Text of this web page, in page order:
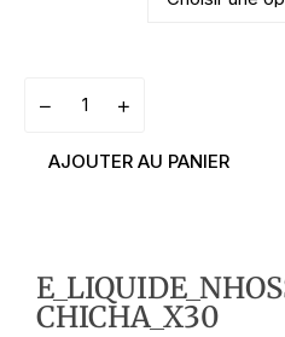
AJOUTER AU PANIER
CHICHA_X30